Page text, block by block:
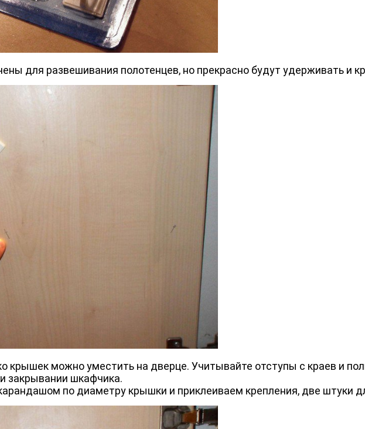
для развешивания полотенцев, но прекрасно будут удерживать и
крышек можно уместить на дверце. Учитывайте отступы с краев и
закрывании шкафчика.
по диаметру крышки и приклеиваем крепления, две штуки